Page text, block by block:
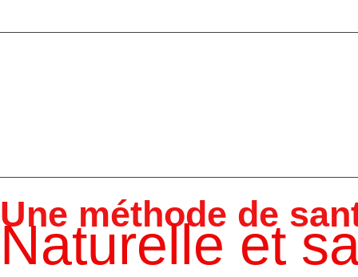
Une méthode de
Naturelle et